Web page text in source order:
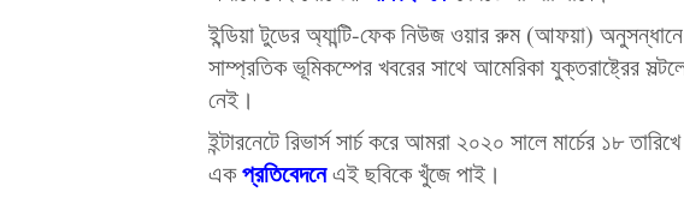
ইন্ডিয়া টুডের অ্যান্টি-ফেক নিউজ ওয়ার রুম (আফয়া) অনুসন্ধানে
সাম্প্রতিক ভূমিকম্পের খবরের সাথে আমেরিকা যুক্তরাষ্ট্রের
নেই।
ইন্টারনেটে রিভার্স সার্চ করে আমরা ২০২০ সালে মার্চের ১৮
একপ্রতিবেদনেএই ছবিকে খুঁজে পাই।